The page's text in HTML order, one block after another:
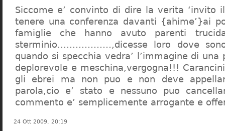
Siccome e’ convinto di dire la verita ‘invito
tenere una conferenza davanti {ahime’}ai
famiglie che hanno avuto parenti
sterminio………………,dicesse loro dove
quando si specchia vedra’ l’immagine di una
deplorevole e meschina,vergogna!!!
gli ebrei ma non puo e non deve
parola,cio e’ stato e nessuno puo
commento e’ semplicemente arrogante e
24 Ott 2009, 20:19